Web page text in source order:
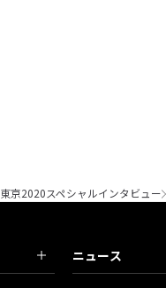
東京2020スペシャルインタビュー
ニュース